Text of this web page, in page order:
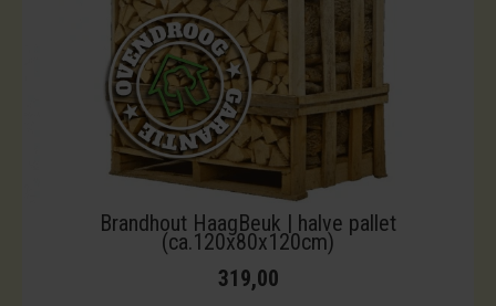
Brandhout HaagBeuk | halve pallet
(ca.120x80x120cm)
319,00